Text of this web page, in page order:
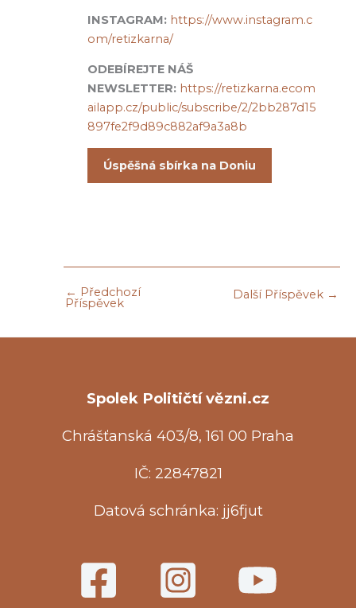
INSTAGRAM: https://www.instagram.c
om/retizkarna/
ODEBÍREJTE NÁŠ
NEWSLETTER: https://retizkarna.ecom
ailapp.cz/public/subscribe/2/2bb287d15
897fe2f9d89c882af9a3a8b
Úspěšná sbírka na Doniu
← Předchozí
Příspěvek
Další Příspěvek →
Spolek Političtí vězni.cz
Chrášťanská 403/8, 161 00 Praha
IČ: 22847821
Datová schránka: jj6fjut